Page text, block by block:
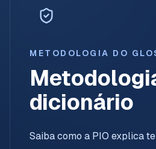
METODOLOGIA DO
dicionário
Saiba como a PIO explica